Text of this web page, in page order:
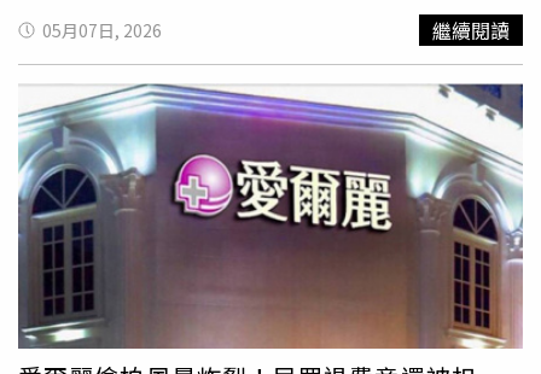
再獨立出來」，其北中南各分店粉專也在出事後將名稱改為
「絲凱鉑毛髮醫學中心」。 而A小姐也再揪出愛爾麗試圖重
新培養品牌的其餘品牌，如愛爾麗過去跨足生髮治療市場，
成立「愛爾麗Dr.Scalp生髮診所」，其北中南各分店粉專也
在出事後將名稱改為「絲凱鉑毛髮醫學中心」。
自身債務與生活開銷。她也承認曾恐嚇王家，逼迫對方借貸
交錢；王家女婿則在庭上哽咽表示，岳家人不是不想活，而
是真的撐不下去，「如果有選擇，誰願意一家人一起走上絕
路」。最令人鼻酸的是，王媽媽留給女婿最後的訊息，除了
交代後事從簡，還寫下：「謝謝你叫我媽媽，來世再聚。」
短短一句，道盡一家人在絕望中的不捨與牽掛。台中地院審
酌後，認為李女以高獲利話術吸金，又以恐嚇手段逼迫被害
人持續投入，犯罪情節重大，最終依銀行法等罪判刑11年。
只是對比檢方求刑15年以上，不少人仍感嘆：「五條人命，
真的只值11年嗎？」
了。」電商網紅「派翠」坦言，過去曾接受愛爾麗互惠合
作，甚至做過全裸療程，如今看到新聞後崩潰直呼「想哭
了」。（圖／翻攝自Threads，b_pastry）派翠5日在
Threads發文表示，自己越看愛爾麗的新聞越害怕，因為幾
年前曾被邀請合作，雖然只去過一次，但當時確實接受過需
要全裸進行的療程，如今回想起來讓她相當崩潰。她坦言，
當年自己才26歲，「現在想到真的很可怕。」貼文曝光後立
刻引發大量女性網友共鳴，不少人紛紛留言表示，「之前在
那邊做過好幾次課程，現在想到都覺得噁心」、「如果18間
都有裝，根本不知道被偷拍多久了。」還有網友指出，曾看
到離職員工爆料，多數基層員工其實並不知情，懷疑安裝針
孔可能涉及高層安排。另有網友提到，愛爾麗長期與大量網
紅合作，擔心受害者恐不只一般消費者，甚至可能包含大量
05月07日, 2026 繼續閱讀